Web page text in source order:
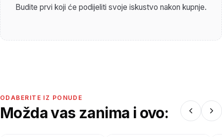
Budite prvi koji će podijeliti svoje iskustvo nakon kupnje.
ODABERITE IZ PONUDE
Možda vas zanima i ovo: